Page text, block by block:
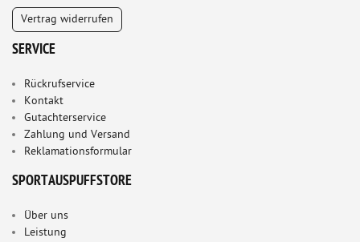
Vertrag widerrufen
SERVICE
Rückrufservice
Kontakt
Gutachterservice
Zahlung und Versand
Reklamationsformular
SPORTAUSPUFFSTORE
Über uns
Leistung